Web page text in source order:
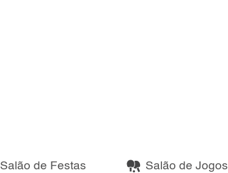
Salão de Festas Salão de Jogos